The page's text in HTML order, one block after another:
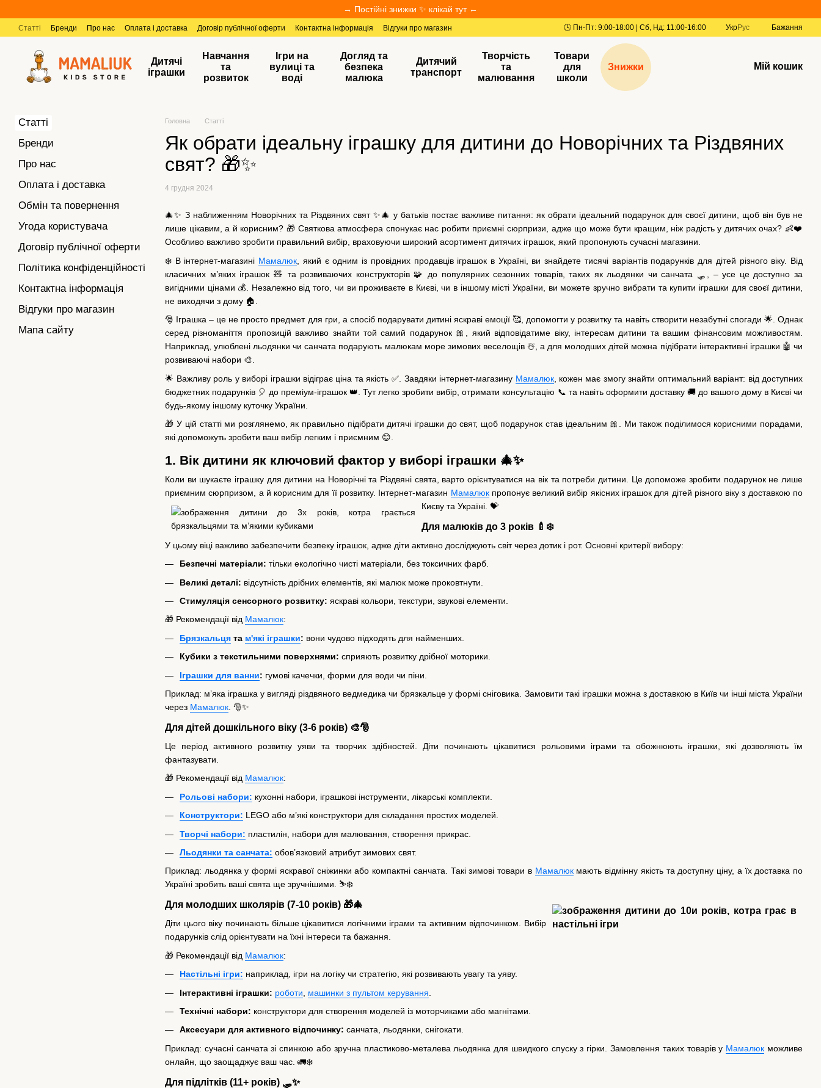
→ Постійні знижки ✨ клікай тут ←
Статті Бренди Про нас Оплата і доставка Договір публічної оферти Контактна інформація Відгуки про магазин УкрРус Бажання
Дитячі
іграшки
Навчання
та
розвиток
Ігри на
вулиці та
воді
Догляд та
безпека
малюка
Дитячий
транспорт
Творчість
та
малювання
Товари
для
школи
Знижки Мій кошик
Головна Статті
Як обрати ідеальну іграшку для дитини до Новорічних та Різдвяних
свят? 🎁✨
4 грудня 2024
🎄✨ З наближенням Новорічних та Різдвяних свят ✨🎄 у батьків постає важливе питання: як обрати ідеальний подарунок для своєї дитини, щоб він був не
лише цікавим, а й корисним? 🎁 Святкова атмосфера спонукає нас робити приємні сюрпризи, адже що може бути кращим, ніж радість у дитячих очах? 👶❤️
Особливо важливо зробити правильний вибір, враховуючи широкий асортимент дитячих іграшок, який пропонують сучасні магазини.
❄️ В інтернет-магазині Мамалюк , який є одним із провідних продавців іграшок в Україні, ви знайдете тисячі варіантів подарунків для дітей різного віку. Від
класичних м’яких іграшок 🧸 та розвиваючих конструкторів 🧩 до популярних сезонних товарів, таких як льодянки чи санчата 🛷, – усе це доступно за
вигідними цінами 💰. Незалежно від того, чи ви проживаєте в Києві, чи в іншому місті України, ви можете зручно вибрати та купити іграшки для своєї дитини,
не виходячи з дому 🏠.
🎅 Іграшка – це не просто предмет для гри, а спосіб подарувати дитині яскраві емоції 🥰, допомогти у розвитку та навіть створити незабутні спогади 🌟. Однак
серед різноманіття пропозицій важливо знайти той самий подарунок 🎀, який відповідатиме віку, інтересам дитини та вашим фінансовим можливостям.
Наприклад, улюблені льодянки чи санчата подарують малюкам море зимових веселощів ☃️, а для молодших дітей можна підібрати інтерактивні іграшки 🤖 чи
розвиваючі набори 🎨.
🌟 Важливу роль у виборі іграшки відіграє ціна та якість ✅. Завдяки інтернет-магазину Мамалюк, кожен має змогу знайти оптимальний варіант: від доступних
бюджетних подарунків 🎈 до преміум-іграшок 👑. Тут легко зробити вибір, отримати консультацію 📞 та навіть оформити доставку 🚚 до вашого дому в Києві чи
будь-якому іншому куточку України.
🎁 У цій статті ми розглянемо, як правильно підібрати дитячі іграшки до свят, щоб подарунок став ідеальним 🎀. Ми також поділимося корисними порадами,
які допоможуть зробити ваш вибір легким і приємним 😊.
1. Вік дитини як ключовий фактор у виборі іграшки 🎄✨
Коли ви шукаєте іграшку для дитини на Новорічні та Різдвяні свята, варто орієнтуватися на вік та потреби дитини. Це допоможе зробити подарунок не лише
приємним сюрпризом, а й корисним для її розвитку. Інтернет-магазин Мамалюкпропонує великий вибір якісних іграшок для дітей різного віку з доставкою по
Києву та Україні. 💝
Для малюків до 3 років 🍼❄️
У цьому віці важливо забезпечити безпеку іграшок, адже діти активно досліджують світ через дотик і рот. Основні критерії вибору:
Безпечні матеріали: тільки екологічно чисті матеріали, без токсичних фарб.
Великі деталі: відсутність дрібних елементів, які малюк може проковтнути.
Стимуляція сенсорного розвитку: яскраві кольори, текстури, звукові елементи.
🎁 Рекомендації від Мамалюк:
Брязкальця та м'які іграшки: вони чудово підходять для найменших.
Кубики з текстильними поверхнями: сприяють розвитку дрібної моторики.
Іграшки для ванни: гумові качечки, форми для води чи піни.
Приклад: м’яка іграшка у вигляді різдвяного ведмедика чи брязкальце у формі сніговика. Замовити такі іграшки можна з доставкою в Київ чи інші міста України
через Мамалюк . 🎅✨
Для дітей дошкільного віку (3-6 років) 🎨🎅
Це період активного розвитку уяви та творчих здібностей. Діти починають цікавитися рольовими іграми та обожнюють іграшки, які дозволяють їм
фантазувати.
🎁 Рекомендації від Мамалюк:
Рольові набори: кухонні набори, іграшкові інструменти, лікарські комплекти.
Конструктори: LEGO або м’які конструктори для складання простих моделей.
Творчі набори: пластилін, набори для малювання, створення прикрас.
Льодянки та санчата: обов’язковий атрибут зимових свят.
Приклад: льодянка у формі яскравої сніжинки або компактні санчата. Такі зимові товари в Мамалюкмають відмінну якість та доступну ціну, а їх доставка по
Україні зробить ваші свята ще зручнішими. ⛷️❄️
Для молодших школярів (7-10 років) 🎁🎄
Діти цього віку починають більше цікавитися логічними іграми та активним відпочинком. Вибір
подарунків слід орієнтувати на їхні інтереси та бажання.
🎁 Рекомендації від Мамалюк:
Настільні ігри: наприклад, ігри на логіку чи стратегію, які розвивають увагу та уяву.
Інтерактивні іграшки: роботи машинки з пультом керування
Технічні набори: конструктори для створення моделей із моторчиками або магнітами.
Аксесуари для активного відпочинку: санчата, льодянки, снігокати.
Приклад: сучасні санчата зі спинкою або зручна пластиково-металева льодянка для швидкого спуску з гірки. Замовлення таких товарів у Мамалюк можливе
онлайн, що заощаджує ваш час. 🚛❄️
Для підлітків (11+ років) 🛷✨
Статті
Бренди
Про нас
Оплата і доставка
Обмін та повернення
Угода користувача
Договір публічної оферти
Політика конфіденційності
Контактна інформація
Відгуки про магазин
Мапа сайту